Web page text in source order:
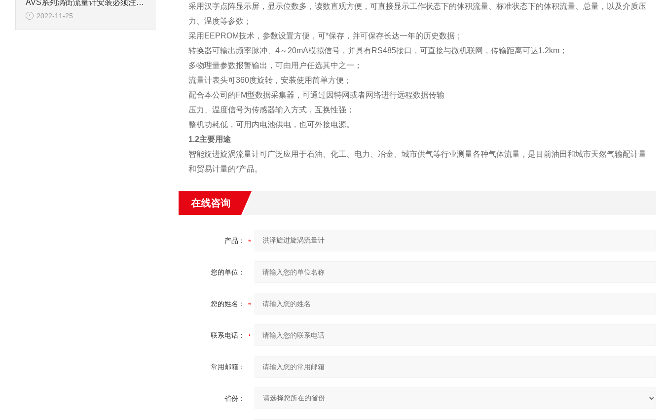
AVS系列涡街流量计安装必须注意事项
2022-11-25
采用汉字点阵显示屏，显示位数多，读数直观方便，可直接显示工作状态下的体积流量、标准状态下的体积流量、总量，以及介质压
力、温度等参数；
采用EEPROM技术，参数设置方便，可*保存，并可保存长达一年的历史数据；
转换器可输出频率脉冲、4～20mA模拟信号，并具有RS485接口，可直接与微机联网，传输距离可达1.2km；
多物理量参数报警输出，可由用户任选其中之一；
流量计表头可360度旋转，安装使用简单方便；
配合本公司的FM型数据采集器，可通过因特网或者网络进行远程数据传输
压力、温度信号为传感器输入方式，互换性强；
整机功耗低，可用内电池供电，也可外接电源。
1.2主要用途
智能旋进旋涡流量计可广泛应用于石油、化工、电力、冶金、城市供气等行业测量各种气体流量，是目前油田和城市天然气输配计量
和贸易计量的*产品。
在线咨询
产品：
您的单位：
您的姓名：
联系电话：
常用邮箱：
省份：